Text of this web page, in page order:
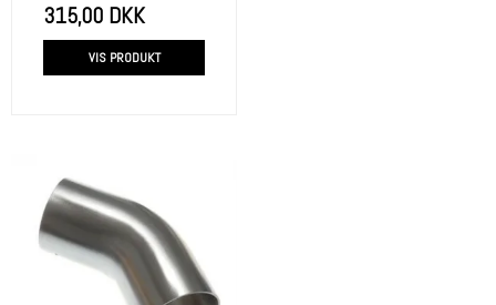
315,00 DKK
VIS PRODUKT